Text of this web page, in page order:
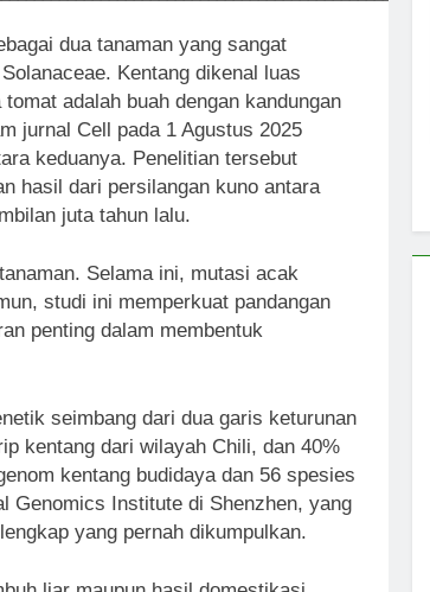
dua tanaman yang sangat
Kentang dikenal luas
adalah buah dengan kandungan
jurnal Cell pada 1 Agustus 2025
keduanya. Penelitian tersebut
hasil dari persilangan kuno antara
juta tahun lalu.
Selama ini, mutasi acak
studi ini memperkuat pandangan
penting dalam membentuk
seimbang dari dua garis keturunan
kentang dari wilayah Chili, dan 40%
kentang budidaya dan 56 spesies
Genomics Institute di Shenzhen, yang
yang pernah dikumpulkan.